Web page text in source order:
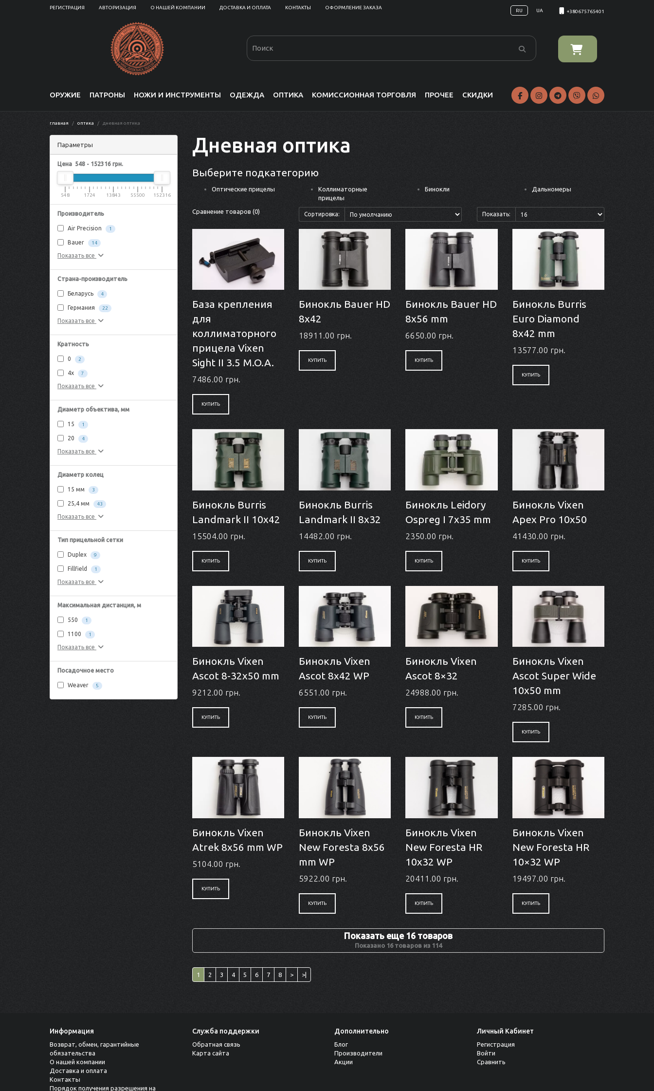
РЕГИСТРАЦИЯ АВТОРИЗАЦИЯ О НАШЕЙ КОМПАНИИ ДОСТАВКА И ОПЛАТА КОНТАКТЫ ОФОРМЛЕНИЕ ЗАКАЗА
RU UA +380675765401
ОРУЖИЕ ПАТРОНЫ НОЖИ И ИНСТРУМЕНТЫ ОДЕЖДА ОПТИКА КОМИССИОННАЯ ТОРГОВЛЯ ПРОЧЕЕ СКИДКИ
главная оптика дневная оптика
Параметры
Цена 548 - 152316 грн.
548 1724 13843 55500 152316
Производитель
Air Precision 1
Bauer 14
Показать все
Страна-производитель
Беларусь 4
Германия 22
Показать все
Кратность
0 2
4x 7
Показать все
Диаметр объектива, мм
15 1
20 4
Показать все
Диаметр колец
15 мм 3
25,4 мм 43
Показать все
Тип прицельной сетки
Duplex 9
Fillfield 1
Показать все
Максимальная дистанция, м
550 1
1100 1
Показать все
Посадочное место
Weaver 5
Дневная оптика
Выберите подкатегорию
Оптические прицелы
Коллиматорные
прицелы
Бинокли Дальномеры
Сравнение товаров (0) Сортировка: Показать:
База крепления
для
коллиматорного
прицела Vixen
Sight II 3.5 M.O.A.
7486.00 грн.
КУПИТЬ
Бинокль Bauer HD
8x42
18911.00 грн.
КУПИТЬ
Бинокль Bauer HD
8x56 mm
6650.00 грн.
КУПИТЬ
Бинокль Burris
Euro Diamond
8x42 mm
13577.00 грн.
КУПИТЬ
Бинокль Burris
Landmark II 10x42
15504.00 грн.
КУПИТЬ
Бинокль Burris
Landmark II 8x32
14482.00 грн.
КУПИТЬ
Бинокль Leidory
Ospreg I 7x35 mm
2350.00 грн.
КУПИТЬ
Бинокль Vixen
Apex Pro 10x50
41430.00 грн.
КУПИТЬ
Бинокль Vixen
Ascot 8-32x50 mm
9212.00 грн.
КУПИТЬ
Бинокль Vixen
Ascot 8x42 WP
6551.00 грн.
КУПИТЬ
Бинокль Vixen
Ascot 8×32
24988.00 грн.
КУПИТЬ
Бинокль Vixen
Ascot Super Wide
10x50 mm
7285.00 грн.
КУПИТЬ
Бинокль Vixen
Atrek 8x56 mm WP
5104.00 грн.
КУПИТЬ
Бинокль Vixen
New Foresta 8x56
mm WP
5922.00 грн.
КУПИТЬ
Бинокль Vixen
New Foresta HR
10x32 WP
20411.00 грн.
КУПИТЬ
Бинокль Vixen
New Foresta HR
10×32 WP
19497.00 грн.
КУПИТЬ
Показать еще 16 товаров
Показано 16 товаров из 114
1 2 3 4 5 6 7 8 > >|
Информация
Возврат, обмен, гарантийные
обязательства
О нашей компании
Доставка и оплата
Контакты
Порядок получения разрешения на
Служба поддержки
Обратная связь
Карта сайта
Дополнительно
Блог
Производители
Акции
Личный Кабинет
Регистрация
Войти
Сравнить